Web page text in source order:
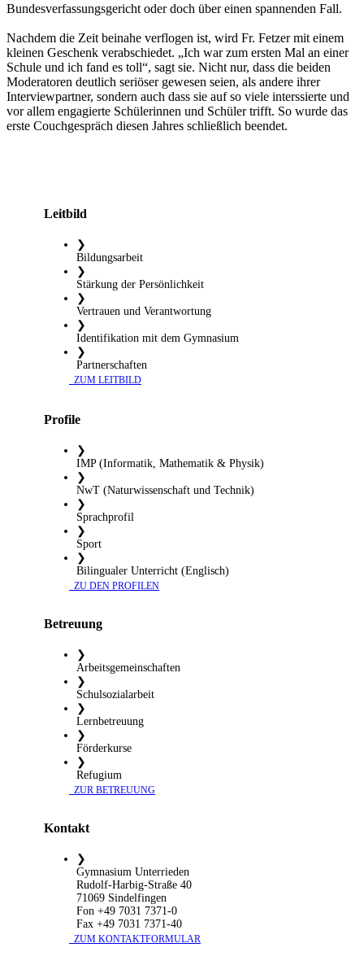
Bundesverfassungsgericht oder doch über einen spannenden Fall.
Nachdem die Zeit beinahe verflogen ist, wird Fr. Fetzer mit einem
kleinen Geschenk verabschiedet. „Ich war zum ersten Mal an einer
Schule und ich fand es toll“, sagt sie. Nicht nur, dass die beiden
Moderatoren deutlich seriöser gewesen seien, als andere ihrer
Interviewpartner, sondern auch dass sie auf so viele interssierte und
vor allem engagierte Schülerinnen und Schüler trifft. So wurde das
erste Couchgespräch diesen Jahres schließlich beendet.
Leitbild
❯
Bildungsarbeit
❯
Stärkung der Persönlichkeit
❯
Vertrauen und Verantwortung
❯
Identifikation mit dem Gymnasium
❯
Partnerschaften
​ ZUM LEITBILD
Profile
❯
IMP (Informatik, Mathematik & Physik)
❯
NwT (Naturwissenschaft und Technik)
❯
Sprachprofil
❯
Sport
❯
Bilingualer Unterricht (Englisch)
​ ZU DEN PROFILEN
Betreuung
❯
Arbeitsgemeinschaften
❯
Schulsozialarbeit
❯
Lernbetreuung
❯
Förderkurse
❯
Refugium
​ ZUR BETREUUNG
Kontakt
❯
Gymnasium Unterrieden
Rudolf-Harbig-Straße 40
71069 Sindelfingen
Fon +49 7031 7371-0
Fax +49 7031 7371-40
​ ZUM KONTAKTFORMULAR